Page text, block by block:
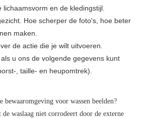
en de kledingstijl.
Hoe scherper de foto's, hoe beter
maken.
de actie die je wilt uitvoeren.
u ons de volgende gegevens kunt
, taille- en heupomtrek).
bewaaromgeving voor wassen beelden?
waslaag niet corrodeert door de externe